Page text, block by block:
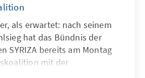
als erwartet: nach seinem
hat das Bündnis der
SYRIZA bereits am Montag
mit der